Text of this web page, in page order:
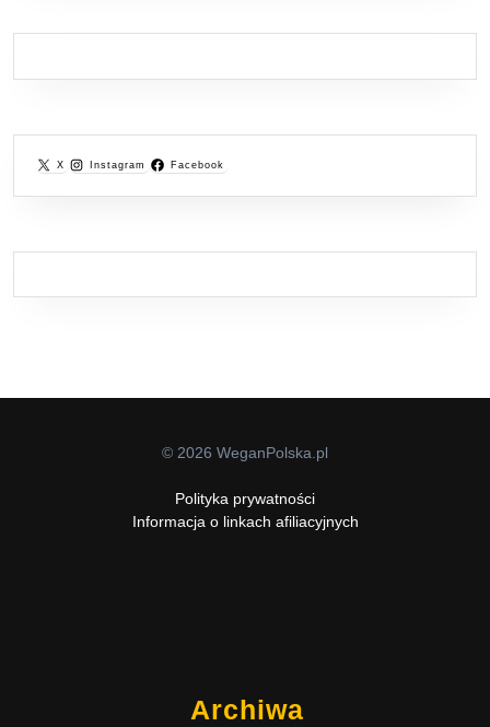
X Instagram Facebook
© 2026 WeganPolska.pl
Polityka prywatności
Informacja o linkach afiliacyjnych
Archiwa